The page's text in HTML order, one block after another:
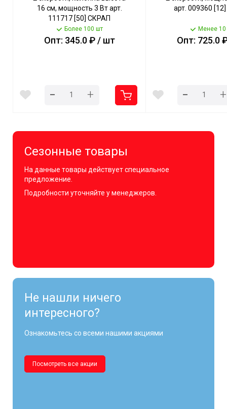
16 см, мощность 3 Вт арт.
111717 [50] СКРАП
Более 100 шт
Опт: 345.0 ₽ / шт
- +
арт. 009360
Менее 10
Опт: 725.0
- +
Сезонные товары
На данные товары действует специальное
предложение.
Подробности уточняйте у менеджеров.
Не нашли ничего
интересного?
Ознакомьтесь со всеми нашими акциями
Посмотреть все акции